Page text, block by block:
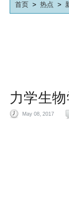
首页 > 热点 >
力学生
May 08, 2017